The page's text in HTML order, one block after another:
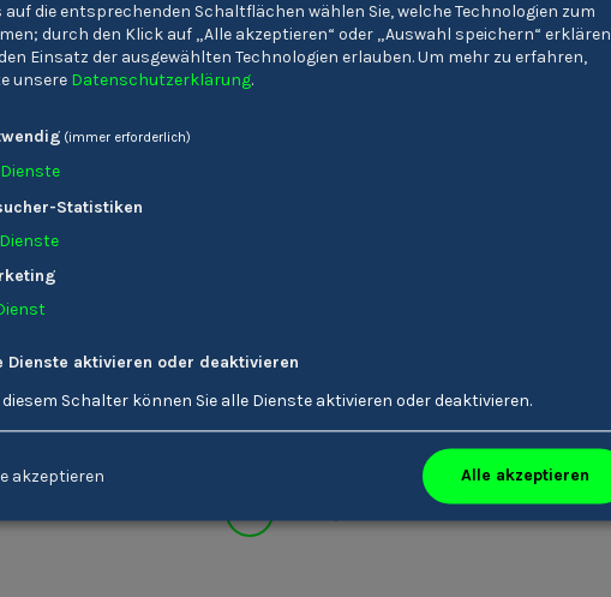
di Istruzione
di II grado
'Gandhi' Merano
Fallmerayer'
die entsprechenden Schaltflächen wählen Sie, welche Technologien zum
durch den Klick auf „Alle akzeptieren“ oder „Auswahl speichern“ erklären
den Einsatz der ausgewählten Technologien erlauben.Um mehr zu erfahren,
unsere Datenschutzerklärung.
(immer erforderlich)
Dienste
Statistiken
Dienste
Dienste aktivieren oder deaktivieren
Schalter können Sie alle Dienste aktivieren oder deaktivieren.
akzeptieren Alle akzeptieren